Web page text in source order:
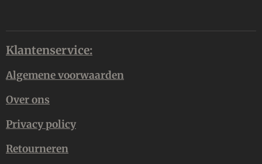
Klantenservice:
Algemene voorwaarden
Over ons
Privacy policy
Retourneren